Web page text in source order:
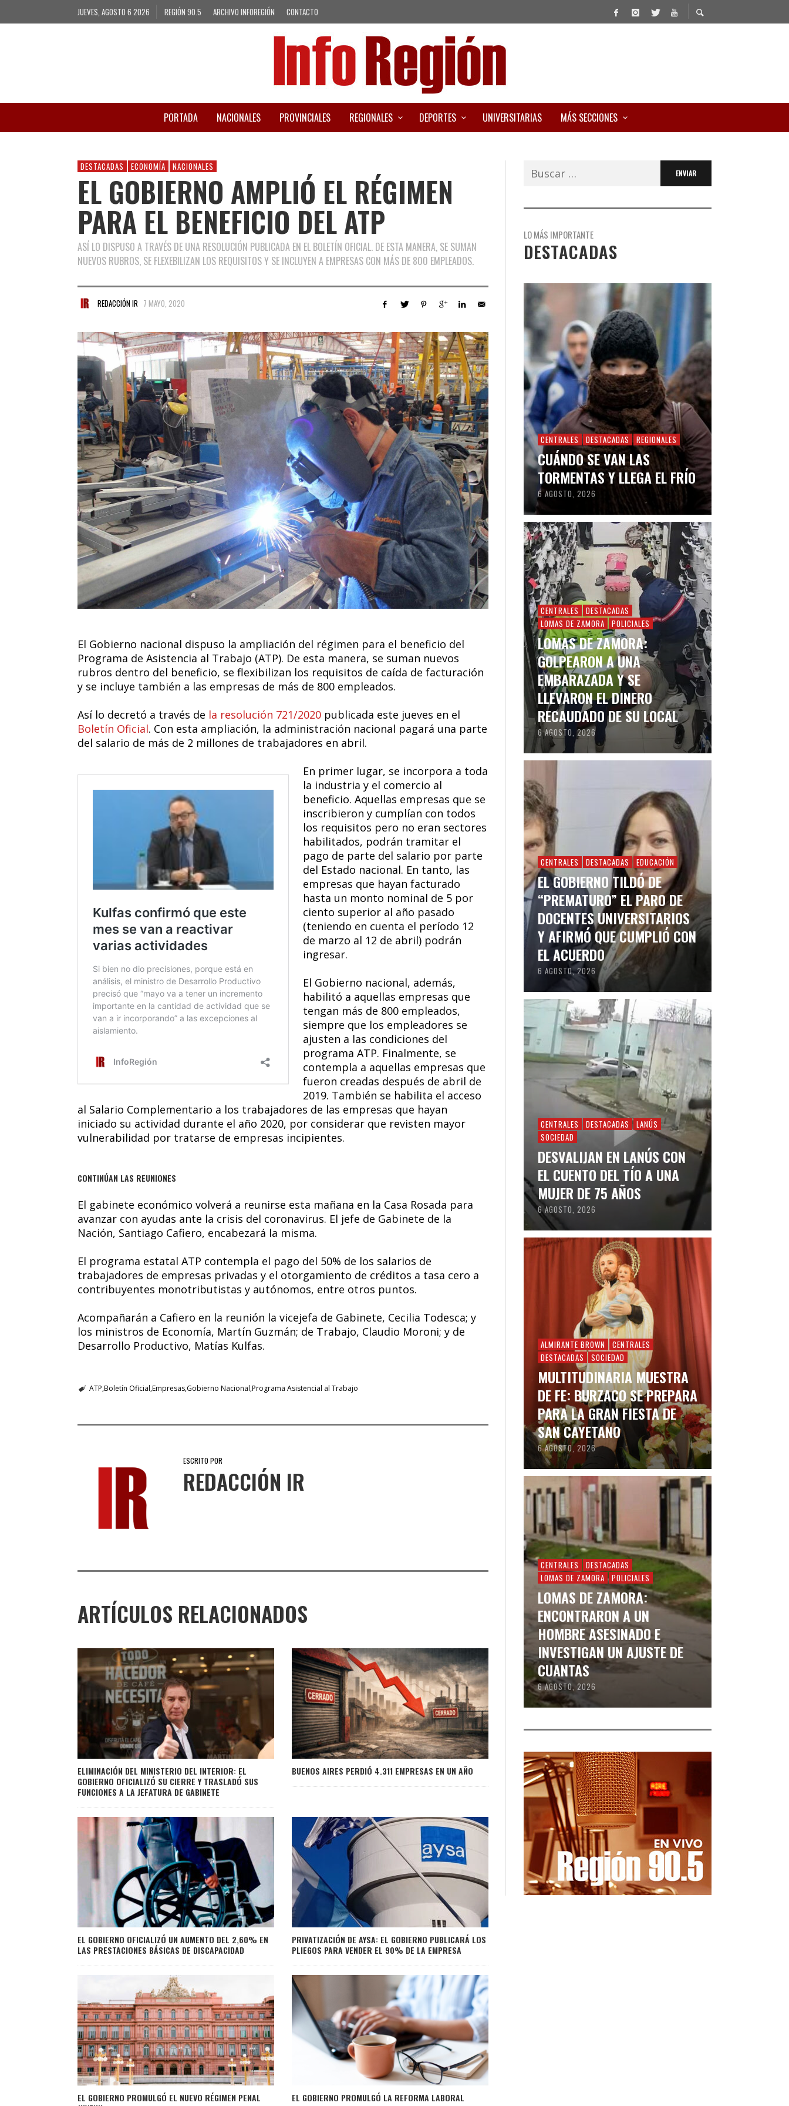
JUEVES, AGOSTO 6 2026 REGIÓN 90.5 ARCHIVO INFOREGIÓN CONTACTO
PORTADA NACIONALES PROVINCIALES REGIONALES DEPORTES UNIVERSITARIAS MÁS SECCIONES
DESTACADAS ECONOMÍA NACIONALES
EL GOBIERNO AMPLIÓ EL RÉGIMEN
PARA EL BENEFICIO DEL ATP
ASÍ LO DISPUSO A TRAVÉS DE UNA RESOLUCIÓN PUBLICADA EN EL BOLETÍN OFICIAL. DE ESTA MANERA, SE SUMAN
NUEVOS RUBROS, SE FLEXEBILIZAN LOS REQUISITOS Y SE INCLUYEN A EMPRESAS CON MÁS DE 800 EMPLEADOS.
REDACCIÓN IR 7 MAYO, 2020
El Gobierno nacional dispuso la ampliación del régimen para el beneficio del
Programa de Asistencia al Trabajo (ATP). De esta manera, se suman nuevos
rubros dentro del beneficio, se flexibilizan los requisitos de caída de facturación
y se incluye también a las empresas de más de 800 empleados.
Así lo decretó a través de la resolución 721/2020 publicada este jueves en el
Boletín Oficial. Con esta ampliación, la administración nacional pagará una parte
del salario de más de 2 millones de trabajadores en abril.
En primer lugar, se incorpora a toda
la industria y el comercio al
beneficio. Aquellas empresas que se
inscribieron y cumplían con todos
los requisitos pero no eran sectores
habilitados, podrán tramitar el
pago de parte del salario por parte
del Estado nacional. En tanto, las
empresas que hayan facturado
hasta un monto nominal de 5 por
ciento superior al año pasado
(teniendo en cuenta el período 12
de marzo al 12 de abril) podrán
ingresar.
El Gobierno nacional, además,
habilitó a aquellas empresas que
tengan más de 800 empleados,
siempre que los empleadores se
ajusten a las condiciones del
programa ATP. Finalmente, se
contempla a aquellas empresas que
fueron creadas después de abril de
2019. También se habilita el acceso
al Salario Complementario a los trabajadores de las empresas que hayan
iniciado su actividad durante el año 2020, por considerar que revisten mayor
vulnerabilidad por tratarse de empresas incipientes.
CONTINÚAN LAS REUNIONES
El gabinete económico volverá a reunirse esta mañana en la Casa Rosada para
avanzar con ayudas ante la crisis del coronavirus. El jefe de Gabinete de la
Nación, Santiago Cafiero, encabezará la misma.
El programa estatal ATP contempla el pago del 50% de los salarios de
trabajadores de empresas privadas y el otorgamiento de créditos a tasa cero a
contribuyentes monotributistas y autónomos, entre otros puntos.
Acompañarán a Cafiero en la reunión la vicejefa de Gabinete, Cecilia Todesca; y
los ministros de Economía, Martín Guzmán; de Trabajo, Claudio Moroni; y de
Desarrollo Productivo, Matías Kulfas.
ATP Boletín Oficial EmpresasGobierno Nacional Programa Asistencial al Trabajo
ESCRITO POR
REDACCIÓN IR
ARTÍCULOS RELACIONADOS
ELIMINACIÓN DEL MINISTERIO DEL INTERIOR: EL
GOBIERNO OFICIALIZÓ SU CIERRE Y TRASLADÓ SUS
FUNCIONES A LA JEFATURA DE GABINETE
BUENOS AIRES PERDIÓ 4.311 EMPRESAS EN UN AÑO
EL GOBIERNO OFICIALIZÓ UN AUMENTO DEL 2,60% EN
LAS PRESTACIONES BÁSICAS DE DISCAPACIDAD
PRIVATIZACIÓN DE AYSA: EL GOBIERNO PUBLICARÁ LOS
PLIEGOS PARA VENDER EL 90% DE LA EMPRESA
EL GOBIERNO PROMULGÓ EL NUEVO RÉGIMEN PENAL
EL GOBIERNO PROMULGÓ LA REFORMA LABORAL
Buscar:
LO MÁS IMPORTANTE
DESTACADAS
CENTRALES DESTACADAS REGIONALES
CUÁNDO SE VAN LAS
TORMENTAS Y LLEGA EL FRÍO
6 AGOSTO, 2026
CENTRALES
DESTACADAS
LOMAS DE ZAMORA
POLICIALES
LOMAS DE ZAMORA:
GOLPEARON A UNA
EMBARAZADA Y SE
LLEVARON EL DINERO
RECAUDADO DE SU LOCAL
6 AGOSTO, 2026
CENTRALES DESTACADAS EDUCACIÓN
EL GOBIERNO TILDÓ DE
“PREMATURO” EL PARO DE
DOCENTES UNIVERSITARIOS
Y AFIRMÓ QUE CUMPLIÓ CON
EL ACUERDO
6 AGOSTO, 2026
CENTRALES DESTACADAS
LANÚS
SOCIEDAD
DESVALIJAN EN LANÚS CON
EL CUENTO DEL TÍO A UNA
MUJER DE 75 AÑOS
6 AGOSTO, 2026
ALMIRANTE BROWN
CENTRALES
DESTACADAS
SOCIEDAD
MULTITUDINARIA MUESTRA
DE FE: BURZACO SE PREPARA
PARA LA GRAN FIESTA DE
SAN CAYETANO
6 AGOSTO, 2026
CENTRALES
DESTACADAS
LOMAS DE ZAMORA
POLICIALES
LOMAS DE ZAMORA:
ENCONTRARON A UN
HOMBRE ASESINADO E
INVESTIGAN UN AJUSTE DE
CUANTAS
6 AGOSTO, 2026